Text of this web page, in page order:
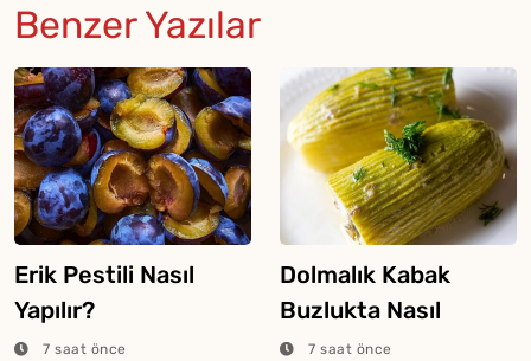
Benzer Yazılar
Erik Pestili Nasıl
Yapılır?
7 saat önce
Dolmalık Kabak
Buzlukta Nasıl
Saklanır?
7 saat önce